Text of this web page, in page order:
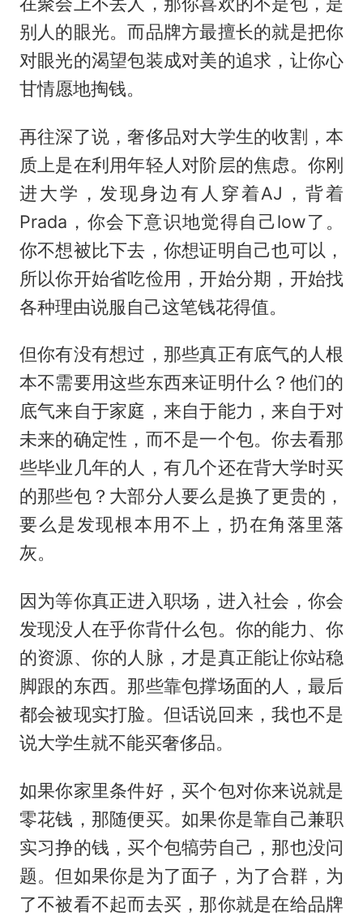
别人的眼光。而品牌方最擅长的就是把你
对眼光的渴望包装成对美的追求，让你心
甘情愿地掏钱。
再往深了说，奢侈品对大学生的收割，本
质上是在利用年轻人对阶层的焦虑。你刚
进大学，发现身边有人穿着AJ，背着
Prada，你会下意识地觉得自己low了。
你不想被比下去，你想证明自己也可以，
所以你开始省吃俭用，开始分期，开始找
各种理由说服自己这笔钱花得值。
但你有没有想过，那些真正有底气的人根
本不需要用这些东西来证明什么？他们的
底气来自于家庭，来自于能力，来自于对
未来的确定性，而不是一个包。你去看那
些毕业几年的人，有几个还在背大学时买
的那些包？大部分人要么是换了更贵的，
要么是发现根本用不上，扔在角落里落
灰。
因为等你真正进入职场，进入社会，你会
发现没人在乎你背什么包。你的能力、你
的资源、你的人脉，才是真正能让你站稳
脚跟的东西。那些靠包撑场面的人，最后
都会被现实打脸。但话说回来，我也不是
说大学生就不能买奢侈品。
如果你家里条件好，买个包对你来说就是
零花钱，那随便买。如果你是靠自己兼职
实习挣的钱，买个包犒劳自己，那也没问
题。但如果你是为了面子，为了合群，为
了不被看不起而去买，那你就是在给品牌